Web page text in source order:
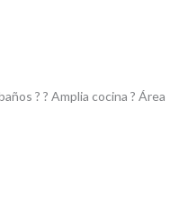
? ? Amplia cocina ? Área